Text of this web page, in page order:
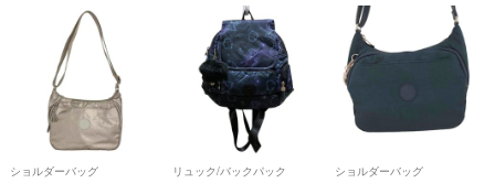
ショルダーバッグ リュック/バックパック ショルダーバッグ